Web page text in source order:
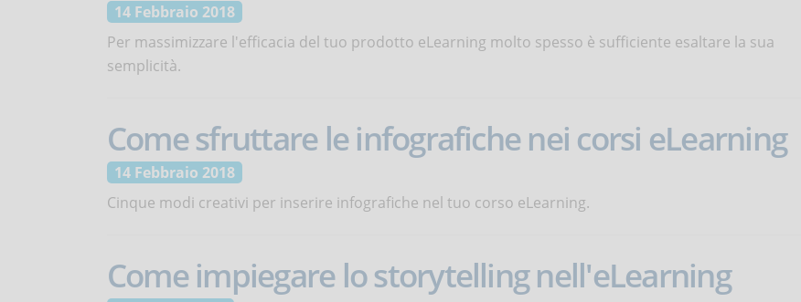
14 Febbraio 2018
Per massimizzare l'efficacia del tuo prodotto eLearning molto spesso è sufficiente esaltare la sua
semplicità.
Come sfruttare le infografiche nei corsi eLearning
14 Febbraio 2018
Cinque modi creativi per inserire infografiche nel tuo corso eLearning.
Come impiegare lo storytelling nell'eLearning